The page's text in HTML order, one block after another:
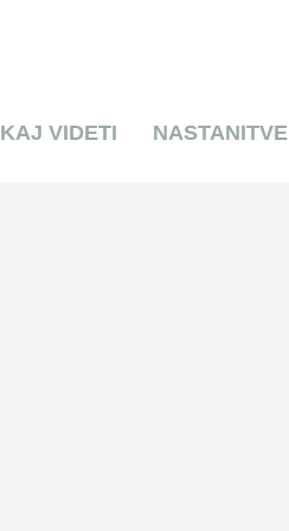
KAJ VIDETI NASTANITVE